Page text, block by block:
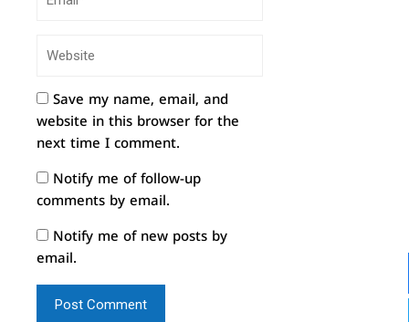
Save my name, email, and
website in this browser for the
next time I comment.
Notify me of follow-up
comments by email.
Notify me of new posts by
email.